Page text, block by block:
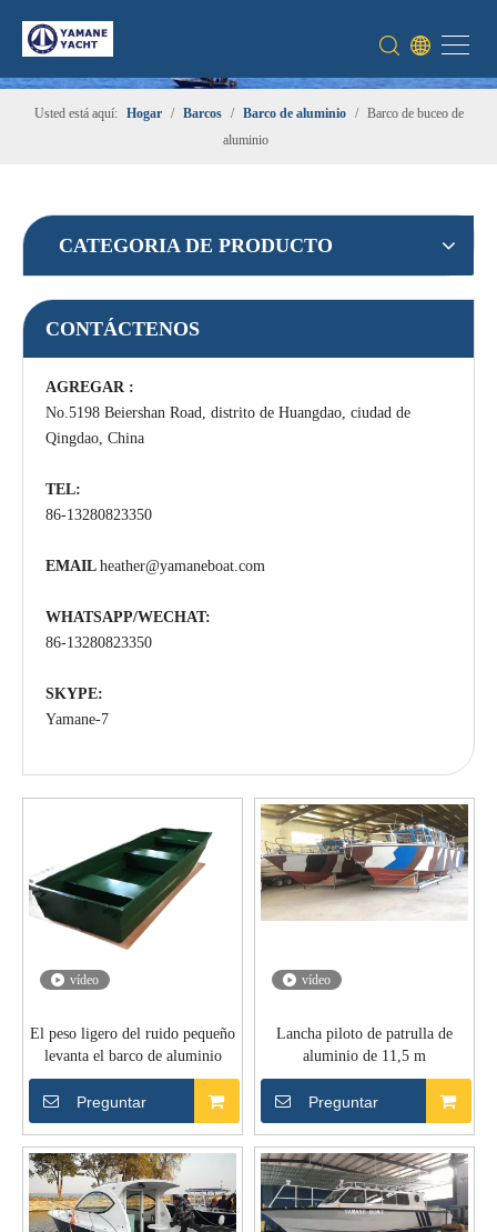
Usted está aquí: Hogar / Barcos / Barco de aluminio / Barco de buceo de
aluminio
CATEGORIA DE PRODUCTO
CONTÁCTENOS
AGREGAR :
No.5198 Beiershan Road, distrito de Huangdao, ciudad de
Qingdao, China
TEL:
86-13280823350
EMAIL heather@yamaneboat.com
WHATSAPP/WECHAT:
86-13280823350
SKYPE:
Yamane-7
vídeo
El peso ligero del ruido pequeño
levanta el barco de aluminio
Preguntar
vídeo
Lancha piloto de patrulla de
aluminio de 11,5 m
Preguntar